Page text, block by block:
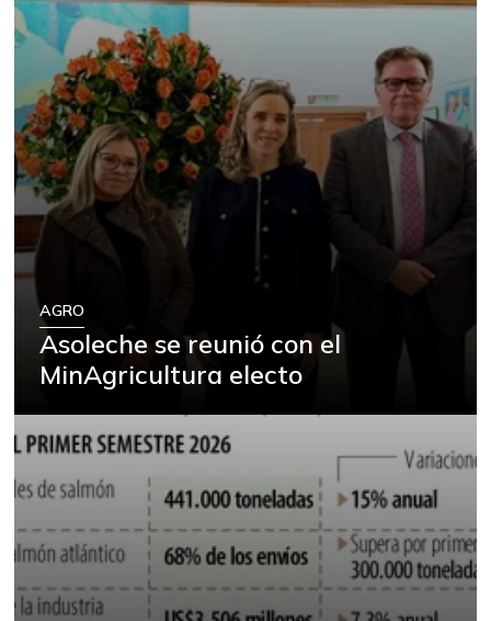
AGRO
Asoleche se reunió con el
MinAgricultura electo